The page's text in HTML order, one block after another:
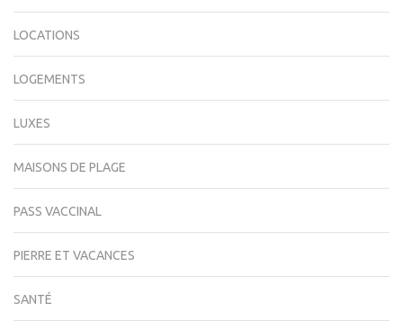
LOCATIONS
LOGEMENTS
LUXES
MAISONS DE PLAGE
PASS VACCINAL
PIERRE ET VACANCES
SANTÉ